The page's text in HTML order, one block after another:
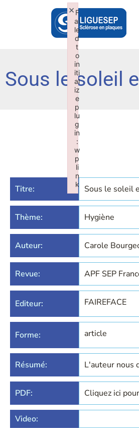
Sous le soleil
Titre: Sous le soleil
Thème: Hygiène
Auteur: Carole
Revue: APF SEP
Editeur: FAIREFACE
Forme: article
Résumé: L'auteur nous
PDF: Cliquez ici
Video:
F
ai
le
d
t
o
in
iti
al
iz
e
p
lu
g
in
:
w
p
li
n
k
×
Failed to initialize